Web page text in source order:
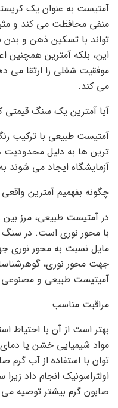
آمتیست به عنوان یک
منفی محافظت می کند و
تواند با تسکین ذهن و
این، بلکه آمترین همچنین
موفقیت شغلی را ارتقا می
می کند.
آیا آمترین یک سنگ
ترین ها به دلیل
آزمایشگاه ایجاد می شوند
چگونه بفهمیم آمترین
در آمتیست طبیعی، مرز
با محور نوری است. در سنگ
مایل نسبت به محور نوری
جهت محور نوری،
آمیتیست طبیعی و مصنوعی
مراقبت مناسب
بهتر است از آن با احتیاط
مواد شیمیایی خشن یا دمای
توان با استفاده از آب
اولتراسونیک انجام داد
صابون گرم بیشتر توصیه